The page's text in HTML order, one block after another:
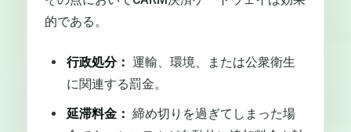
的である。
行政処分： 運輸、環境、または公衆衛生
に関連する罰金。
延滞料金： 締め切りを過ぎてしまった場